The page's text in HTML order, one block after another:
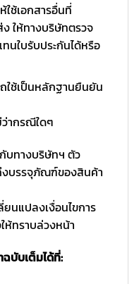
ช้เอกสารอื่นที่
ให้ทางบริษัทตรวจ
นใบรับประกันได้หรือ
ใช้เป็นหลักฐานยืนยัน
ากรณีใดๆ
บทางบริษัทฯ ตัว
บรรจุภัณฑ์ของสินค้า
นแปลงเงื่อนไขการ
ห้ทราบล่วงหน้า
บับเต็มได้ที่: